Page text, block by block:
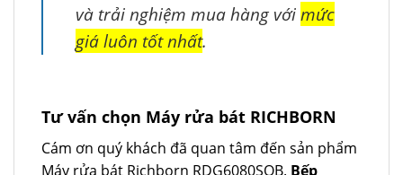
và trải nghiệm mua hàng vớimức
giá luôn tốt nhất.
Tư vấn chọn Máy rửa bát RICHBORN
Cám ơn quý khách đã quan tâm đến sản phẩm
Máy rửa bát Richborn RDG6080SQB. Bếp